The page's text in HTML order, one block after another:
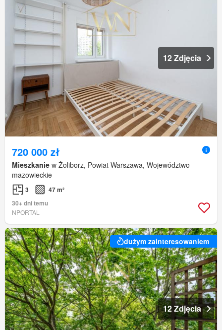
12 Zdjęcia
720 000 zł
Mieszkanie w Żoliborz, Powiat Warszawa, Województwo
mazowieckie
3
47 m²
30+ dni temu
NPORTAL
dużym zainteresowaniem
12 Zdjęcia